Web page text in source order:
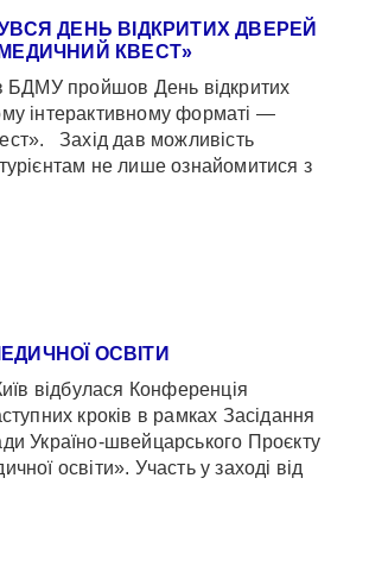
ДЕНЬ ВІДКРИТИХ ДВЕРЕЙ
КВЕСТ»
БДМУ пройшов День відкритих
інтерактивному форматі —
Захід дав можливість
не лише ознайомитися з
ОСВІТИ
відбулася Конференція
кроків в рамках Засідання
Україно-швейцарського Проєкту
освіти». Участь у заході від